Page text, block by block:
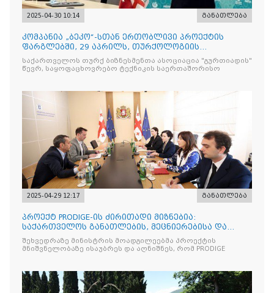
2025-04-30 10:14 განათლება
კომპანია „ბეკო“-სთან ერთობლივი პროექტის
ფარგლებში, 29 აპრილს, თურქოლოგიის
მიმართულებისა და თბილისის
საქართველოს თურქ ბიზნესმენთა ასოციაცია "გურთიადის"
წევრ, საყოფაცხოვრებო ტექნიკის საერთაშორისო
2025-04-29 12:17 განათლება
პროექტ PRODIGE-ის ძირითადი მიზნებია:
საქართველოს განათლების, მეცნიერებისა და
ახალგაზრდობის სამინისტრ
შეხვედრაზე მინისტრის მოადგილეებმა პროექტის
მნიშვნელობაზე ისაუბრეს და აღნიშნეს, რომ PRODIGE